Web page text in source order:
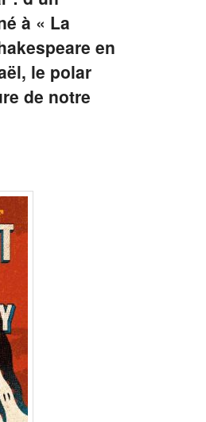
à « La
en
le polar
de notre